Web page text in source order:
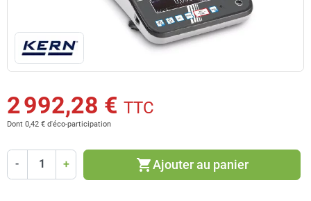
2 992,28 € TTC
Dont 0,42 € d'éco-participation
- + shopping_cartAjouter au panier